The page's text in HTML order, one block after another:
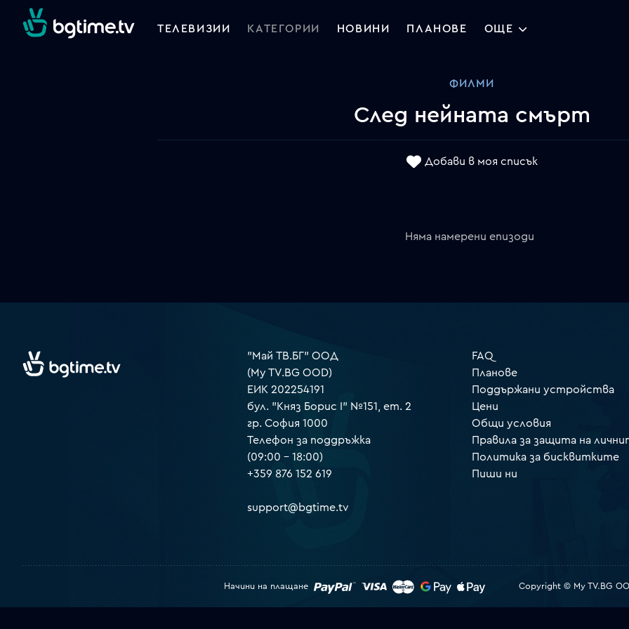
ТЕЛЕВИЗИИ КАТЕГОРИИ НОВИНИ ПЛАНОВЕ ОЩЕ
ФИЛМИ
След нейната смърт
Добави в моя списък
Няма намерени епизоди
"Май ТВ.БГ" ООД
(My TV.BG OOD)
ЕИК 202254191
бул. "Княз Борис I" №151, ет. 2
гр. София 1000
Телефон за поддръжка
(09:00 – 18:00)
+359 876 152 619
support@bgtime.tv
FAQ
Планове
Поддържани устройства
Цени
Общи условия
Правила за защита на
Политика за бисквитките
Пиши ни
Начини на плащане Copyright © My TV.BG